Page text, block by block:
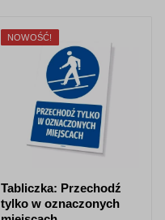
NOWOŚĆ!
Tabliczka: Przechodź
tylko w oznaczonych